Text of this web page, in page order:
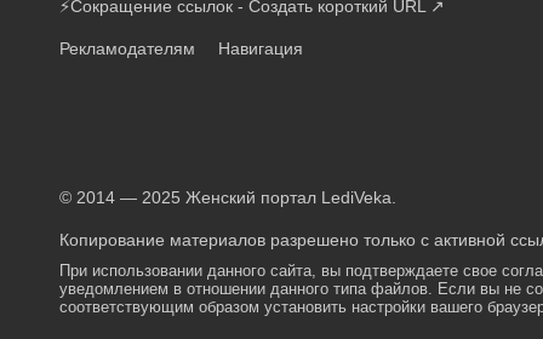
⚡Сокращение ссылок - Создать короткий URL ↗
Рекламодателям Навигация
© 2014 — 2025 Женский портал LediVeka.
Копирование материалов разрешено только с активной
При использовании данного сайта, вы подтверждаете свое
уведомлением в отношении данного типа файлов. Если вы не
соответствующим образом установить настройки вашего